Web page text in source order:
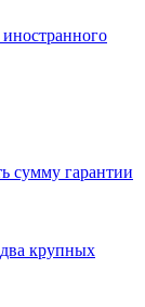
сумму гарантии
крупных